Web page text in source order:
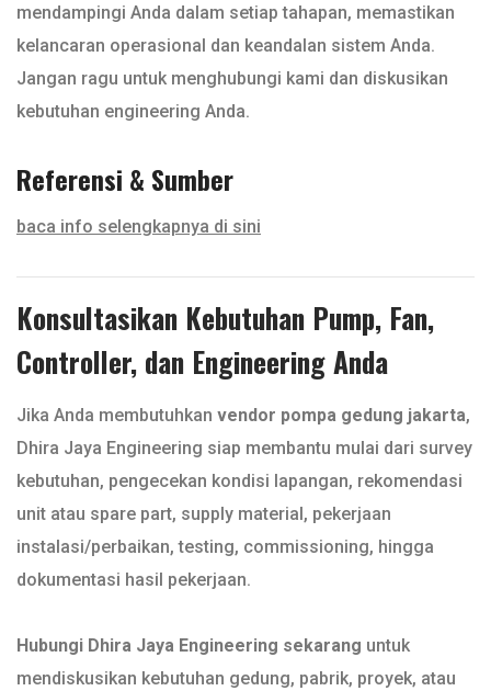
mendampingi Anda dalam setiap tahapan, memastikan
kelancaran operasional dan keandalan sistem Anda.
Jangan ragu untuk menghubungi kami dan diskusikan
kebutuhan engineering Anda.
Referensi & Sumber
baca info selengkapnya di sini
Konsultasikan Kebutuhan Pump, Fan,
Controller, dan Engineering Anda
Jika Anda membutuhkan vendor pompa gedung jakarta,
Dhira Jaya Engineering siap membantu mulai dari survey
kebutuhan, pengecekan kondisi lapangan, rekomendasi
unit atau spare part, supply material, pekerjaan
instalasi/perbaikan, testing, commissioning, hingga
dokumentasi hasil pekerjaan.
Hubungi Dhira Jaya Engineering sekarang untuk
mendiskusikan kebutuhan gedung, pabrik, proyek, atau